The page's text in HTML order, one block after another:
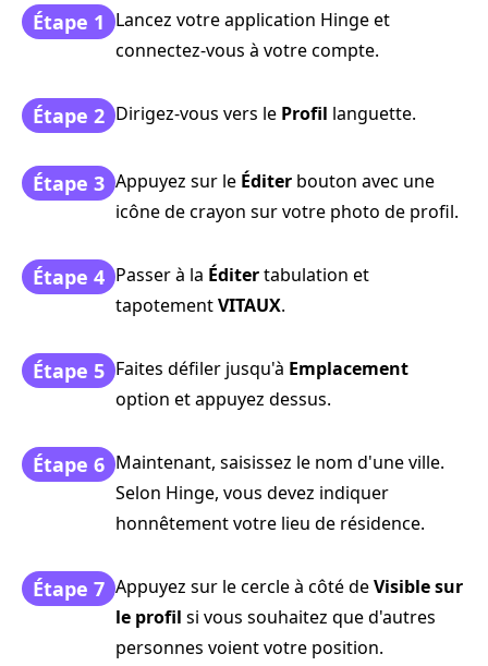
Étape 1 Lancez votre application Hinge et
connectez-vous à votre compte.
Étape 2 Dirigez-vous vers le Profil languette.
Étape 3 Appuyez sur le Éditer bouton avec une
icône de crayon sur votre photo de profil.
Étape 4 Passer à la Éditertabulation et
tapotementVITAUX.
Étape 5 Faites défiler jusqu'à Emplacement
option et appuyez dessus.
Étape 6 Maintenant, saisissez le nom d'une ville.
Selon Hinge, vous devez indiquer
honnêtement votre lieu de résidence.
Étape 7 Appuyez sur le cercle à côté deVisible sur
le profil si vous souhaitez que d'autres
personnes voient votre position.